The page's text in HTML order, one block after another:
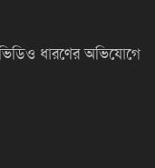
ধারণের অভিযোগে